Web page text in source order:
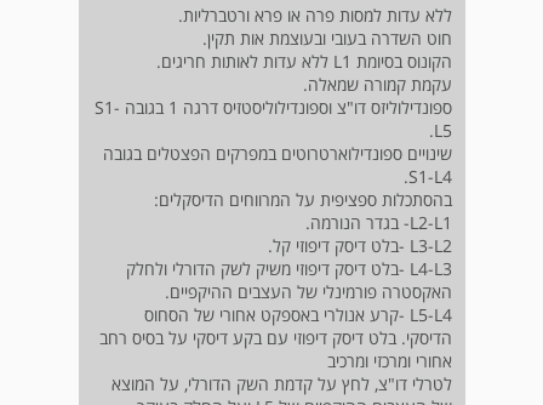
ללא עדות למסות פרה או פרא ורטברליות.
חוט השדרה בעובי ובעוצמת אות תקין.
הקונוס בסיומת L1 ללא עדות לאותות חריגים.
עקמת קמורה שמאלה.
ספונדילוליזס דו"צ וספונדילוליסטזיס דרגה 1 בגובה S1-
L5.
שינויים ספונדילוארטרוטים במפרקים הפצטלים בגובה
S1-L4.
בהסתכלות ספציפית על המרווחים הדיסקלים:
L2-L1- בגדר הנורמה.
L3-L2 -בלט דיסק דיפוזי קל.
L4-L3 -בלט דיסק דיפוזי משיק לשק הדורלי ולחלק
האקסטרה פורמינלי של העצבים ההיקפיים.
L5-L4 -קרע אנולרי באספקט אחורי של הסחוס
הדיסקי. בלט דיסק דיפוזי עם בקע דיסקי על בסיס רחב
אחורי ומרכזי ומרכיב
לטרלי דו"צ, לחץ על קדמת השק הדורלי, על המוצא